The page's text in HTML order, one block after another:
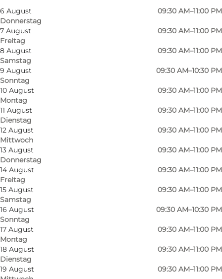
6 August
Donnerstag
09:30 AM–11:00 PM
7 August
Freitag
09:30 AM–11:00 PM
8 August
Samstag
09:30 AM–11:00 PM
9 August
Sonntag
09:30 AM–10:30 PM
10 August
Montag
09:30 AM–11:00 PM
11 August
Dienstag
09:30 AM–11:00 PM
12 August
Mittwoch
09:30 AM–11:00 PM
13 August
Donnerstag
09:30 AM–11:00 PM
14 August
Freitag
09:30 AM–11:00 PM
15 August
Samstag
09:30 AM–11:00 PM
16 August
Sonntag
09:30 AM–10:30 PM
17 August
Montag
09:30 AM–11:00 PM
18 August
Dienstag
09:30 AM–11:00 PM
19 August
09:30 AM–11:00 PM
Foto Foto: